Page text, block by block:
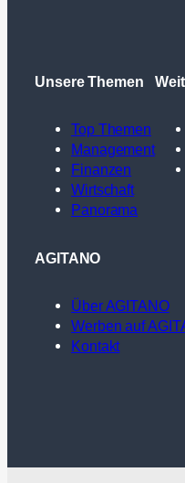
Unsere Themen
Top Themen
Management
Finanzen
Wirtschaft
Panorama
AGITANO
Über AGITANO
Werben auf
Kontakt